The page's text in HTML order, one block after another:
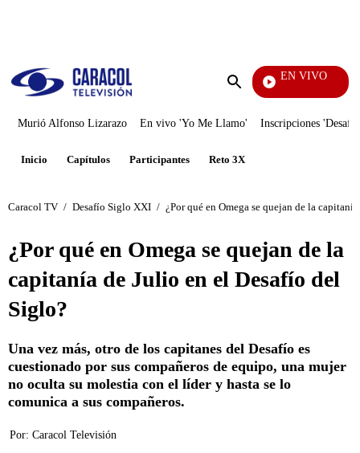
Enviar
EN VIVO
Día A Día
Murió Alfonso Lizarazo En vivo 'Yo Me Llamo' Inscripciones
Inicio Capítulos Participantes Reto 3X
Caracol TV / Desafío Siglo XXI / ¿Por qué en Omega se quejan de la
¿Por qué en Omega se quejan de la
capitanía de Julio en el Desafío del
Siglo?
Una vez más, otro de los capitanes del Desafío es
cuestionado por sus compañeros de equipo, una mujer
no oculta su molestia con el líder y hasta se lo
comunica a sus compañeros.
Por: Caracol Televisión